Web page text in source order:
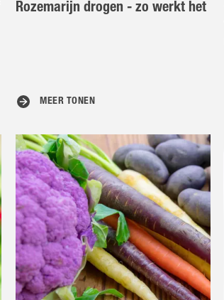
Rozemarijn drogen - zo werkt het
MEER TONEN